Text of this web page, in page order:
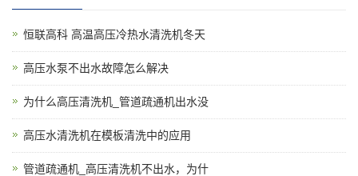
恒联高科 高温高压冷热水清洗机冬天
高压水泵不出水故障怎么解决
为什么高压清洗机_管道疏通机出水没
高压水清洗机在模板清洗中的应用
管道疏通机_高压清洗机不出水，为什